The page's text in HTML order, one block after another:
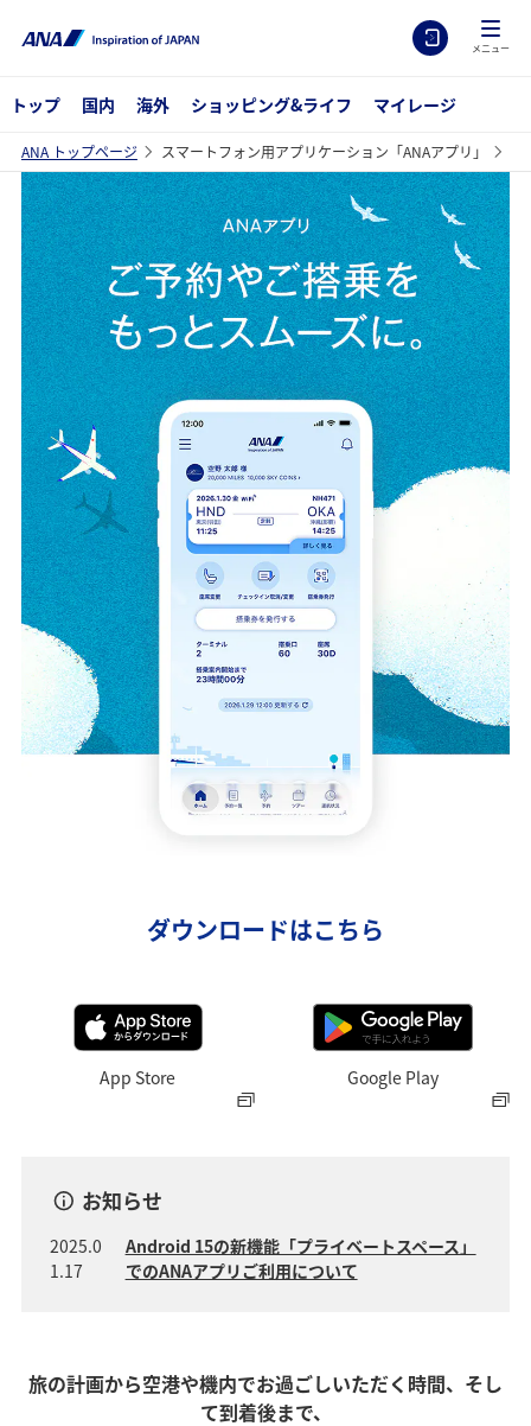
メニュー
トップ 国内 海外 ショッピング&ライフ マイレージ
ANA トップページ スマートフォン用アプリケーション「ANAアプリ」
ダウンロードはこちら
App Store Google Play
お知らせ
2025.0
1.17
Android 15の新機能「プライベートスペース」
でのANAアプリご利用について
旅の計画から空港や機内でお過ごしいただく時間、そし
て到着後まで、